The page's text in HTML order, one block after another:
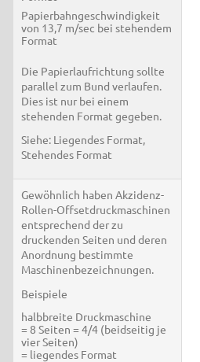
Papierbahngeschwindigkeit
von 13,7 m/sec bei stehendem
Format
Die Papierlaufrichtung sollte
parallel zum Bund verlaufen.
Dies ist nur bei einem
stehenden Format gegeben.
Siehe: Liegendes Format,
Stehendes Format
Gewöhnlich haben Akzidenz-
Rollen-Offsetdruckmaschinen
entsprechend der zu
druckenden Seiten und deren
Anordnung bestimmte
Maschinenbezeichnungen.
Beispiele
halbbreite Druckmaschine
= 8 Seiten = 4/4 (beidseitig je
vier Seiten)
= liegendes Format